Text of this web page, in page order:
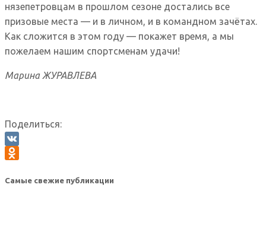
нязепетровцам в прошлом сезоне достались все
призовые места — и в личном, и в командном зачётах.
Как сложится в этом году — покажет время, а мы
пожелаем нашим спортсменам удачи!
Марина ЖУРАВЛЕВА
Поделиться:
VK
Самые свежие публикации